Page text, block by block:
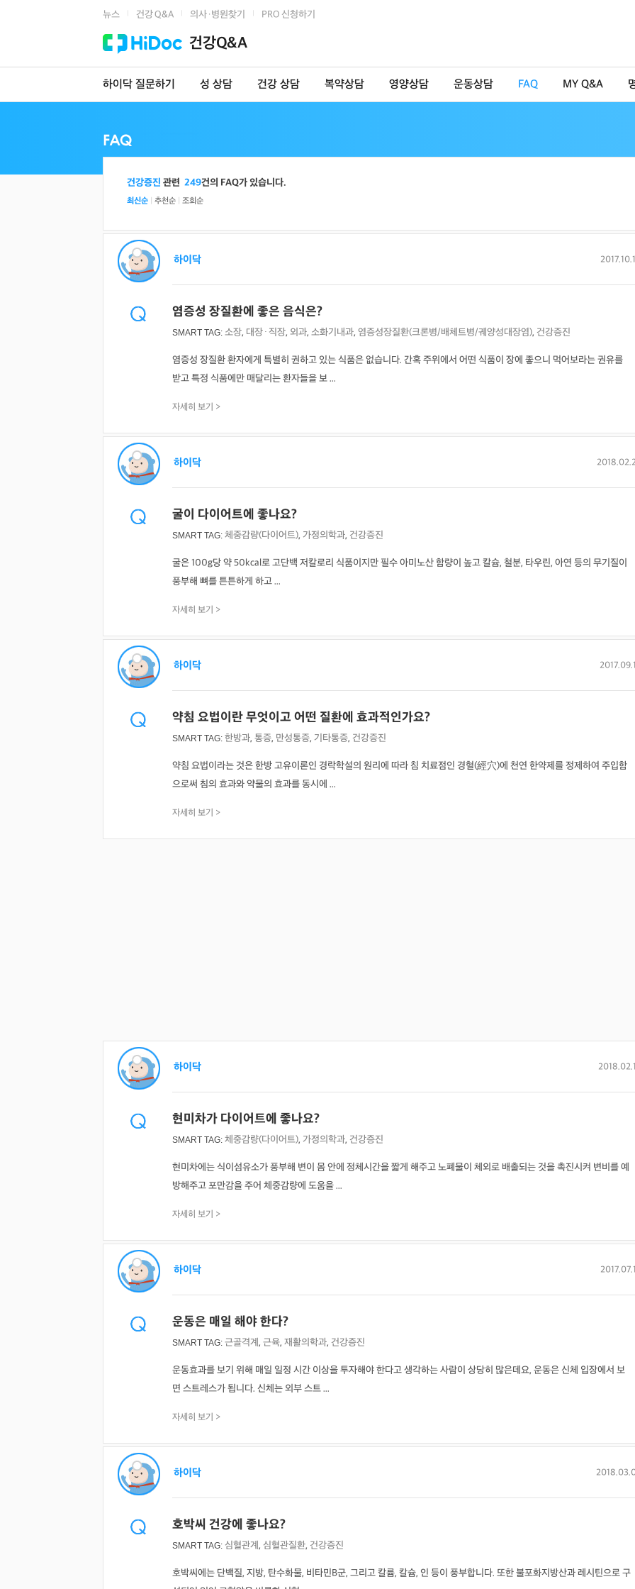
뉴스 건강 Q&A 의사·병원찾기 PRO 신청하기
건강Q&A
하이닥 질문하기 성 상담 건강 상담 복약상담 영양상담 운동상담 FAQ MY Q&A
건강증진 관련 249건의 FAQ가 있습니다.
최신순 추천순 조회순
하이닥
염증성 장질환에 좋은 음식은?
SMART TAG: 소장, 대장·직장, 외과, 소화기내과, 염증성장질환(크론병/배체트병/궤양성대장염), 건강증진
염증성 장질환 환자에게 특별히 권하고 있는 식품은 없습니다. 간혹 주위에서 어떤 식품이 장에 좋으니 먹어보라는 권유를
받고 특정 식품에만 매달리는 환자들을 보 ...
자세히 보기 >
하이닥
굴이 다이어트에 좋나요?
SMART TAG: 체중감량(다이어트), 가정의학과, 건강증진
굴은 100g당 약 50kcal로 고단백 저칼로리 식품이지만 필수 아미노산 함량이 높고 칼슘, 철분, 타우린, 아연 등의 무기질이
풍부해 뼈를 튼튼하게 하고 ...
자세히 보기 >
하이닥
약침 요법이란 무엇이고 어떤 질환에 효과적인가요?
SMART TAG: 한방과, 통증, 만성통증, 기타통증, 건강증진
약침 요법이라는 것은 한방 고유이론인 경락학설의 원리에 따라 침 치료점인 경혈(經穴)에 천연 한약제를 정제하여 주입함
으로써 침의 효과와 약물의 효과를 동시에 ...
자세히 보기 >
하이닥
현미차가 다이어트에 좋나요?
SMART TAG: 체중감량(다이어트), 가정의학과, 건강증진
현미차에는 식이섬유소가 풍부해 변이 몸 안에 정체시간을 짧게 해주고 노폐물이 체외로 배출되는 것을 촉진시켜 변비를 예
방해주고 포만감을 주어 체중감량에 도움을 ...
자세히 보기 >
하이닥
운동은 매일 해야 한다?
SMART TAG: 근골격계 , 근육, 재활의학과, 건강증진
운동효과를 보기 위해 매일 일정 시간 이상을 투자해야 한다고 생각하는 사람이 상당히 많은데요, 운동은 신체 입장에서 보
면 스트레스가 됩니다. 신체는 외부 스트 ...
자세히 보기 >
하이닥
호박씨 건강에 좋나요?
SMART TAG: 심혈관계 , 심혈관질환, 건강증진
호박씨에는 단백질, 지방, 탄수화물, 비타민B군, 그리고 칼륨, 칼슘, 인 등이 풍부합니다. 또한 불포화지방산과 레시틴으로 구